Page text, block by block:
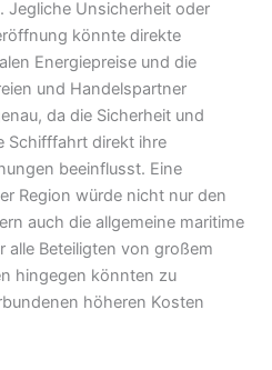
Unsicherheit oder
könnte direkte
Energiepreise und die
und Handelspartner
da die Sicherheit und
Schifffahrt direkt ihre
beeinflusst. Eine
Region würde nicht nur den
auch die allgemeine maritime
alle Beteiligten von großem
hingegen könnten zu
höheren Kosten